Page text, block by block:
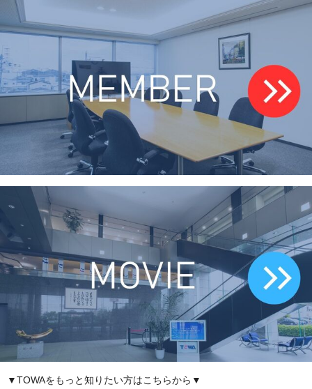
▼TOWAをもっと知りたい方はこちらから▼